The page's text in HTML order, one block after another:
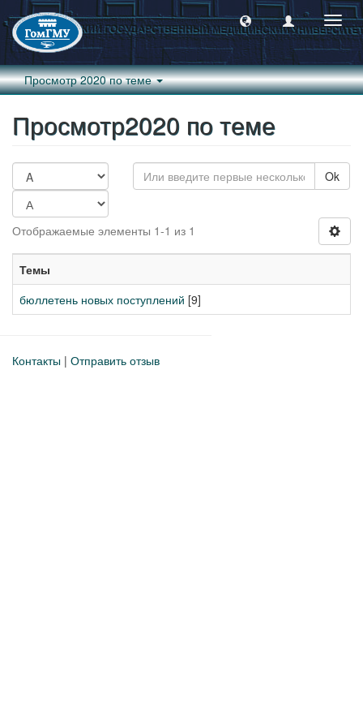
Просмотр 2020 по теме
Просмотр2020 по теме
Ok
Отображаемые элементы 1-1 из 1
Темы
бюллетень новых поступлений [9]
Контакты | Отправить отзыв